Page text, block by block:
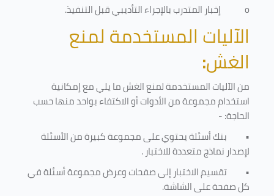
o
إخبار المتدرب بالإجراء التأديبي قبل التنفيذ.
الآليات المستخدمة لمنع
الغش:
من الآليات المستخدمة لمنع الغش ما يلي مع إمكانية
استخدام مجموعة من الأدوات أو الاكتفاء بواحد منها حسب
الحاجة: -
• بنك أسئلة يحتوي على مجموعة كبيرة من الأسئلة
لإصدار نماذج متعددة للاختبار.
• تقسيم الاختبار إلى صفحات وعرض مجموعة أسئلة في
كل صفحة على الشاشة.